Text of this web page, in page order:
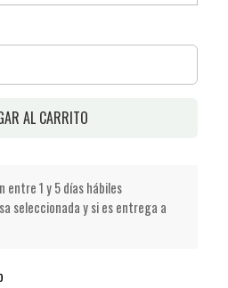
AL CARRITO
entre 1 y 5 días hábiles
seleccionada y si es entrega a